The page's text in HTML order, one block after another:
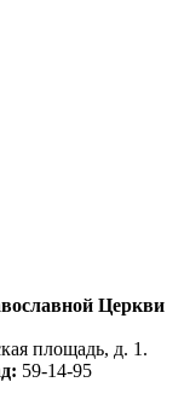
Церкви
площадь, д. 1.
59-14-95